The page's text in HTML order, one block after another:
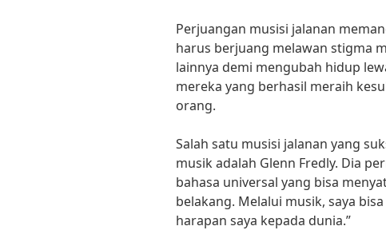
Perjuangan musisi jalanan
harus berjuang melawan stigma
lainnya demi mengubah hidup
mereka yang berhasil meraih
orang.
Salah satu musisi jalanan yang
musik adalah Glenn Fredly. Dia
bahasa universal yang bisa
belakang. Melalui musik, saya
harapan saya kepada dunia.”